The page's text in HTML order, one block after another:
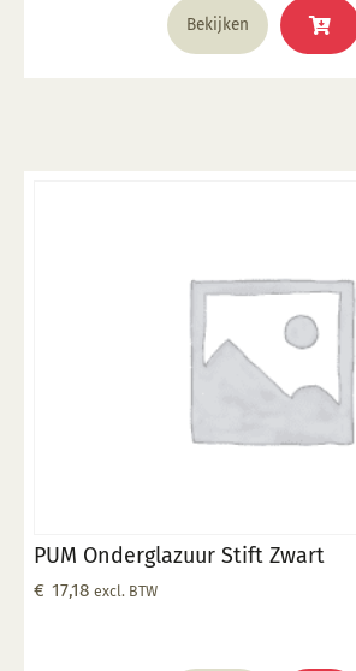
Bekijken
PUM Onderglazuur Stift Zwart
€ 17,18 excl. BTW